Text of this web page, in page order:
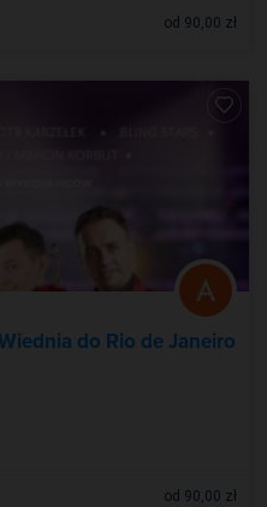
od 90,00 zł
do Rio de Janeiro
od 90,00 zł